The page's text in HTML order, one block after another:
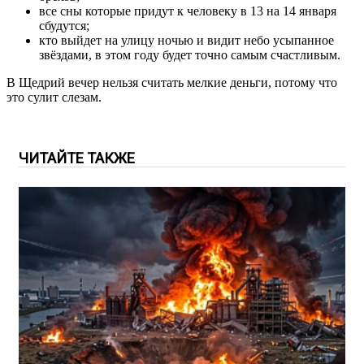
все сны которые придут к человеку в 13 на 14 января
сбудутся;
кто выйдет на улицу ночью и видит небо усыпанное
звёздами, в этом году будет точно самым счастливым.
В Щедрий вечер нельзя считать мелкие деньги, потому что
это сулит слезам.
ЧИТАЙТЕ ТАКЖЕ